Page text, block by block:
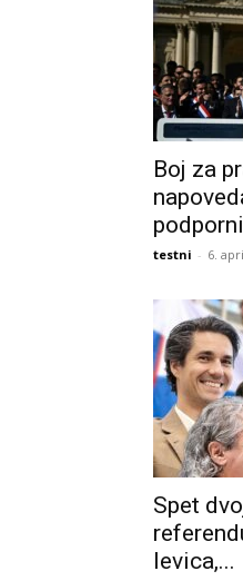
Boj za
testni - 6.
Spet
levica,...